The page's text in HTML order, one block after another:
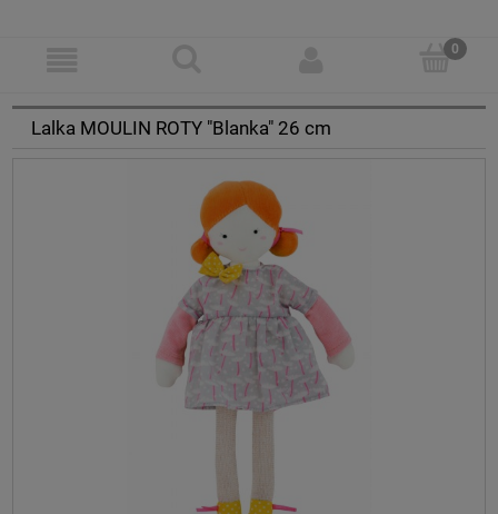
Lalka MOULIN ROTY "Blanka" 26 cm